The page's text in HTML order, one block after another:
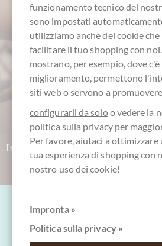
+49 - 511 - 90
Lun - Ven 10 - 18
Indeciso? Prendete un buono
LUXE !
funzionamento tecnico del
sono impostati
utilizziamo anche dei cookie
facilitare il tuo shopping con
mostrano, per esempio, dove
miglioramento, permettono
siti web o servono a
configurarli da soloo vedere la
politica sulla privacyper
Per favore, aiutaci a
tua esperienza di shopping con
nostro uso dei cookie!
Impronta »
Politica sulla privacy »